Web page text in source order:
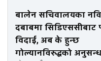
बालेन सचिवालयका
दबाबमा सिडिएससीबाट
विदाई, अब के हुन्छ
गोल्यानविरुद्धको